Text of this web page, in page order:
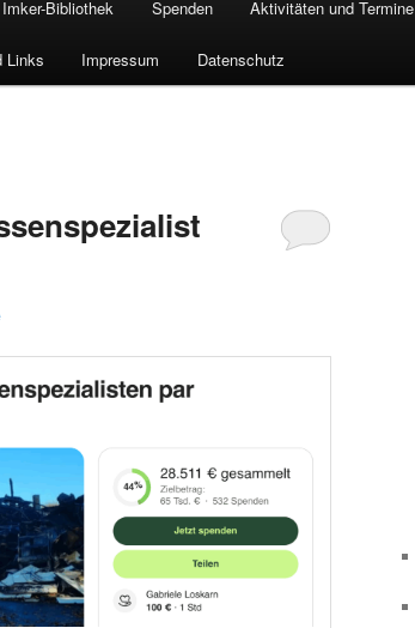
Imker-Bibliothek Spenden Aktivitäten und Termine
Links Impressum Datenschutz